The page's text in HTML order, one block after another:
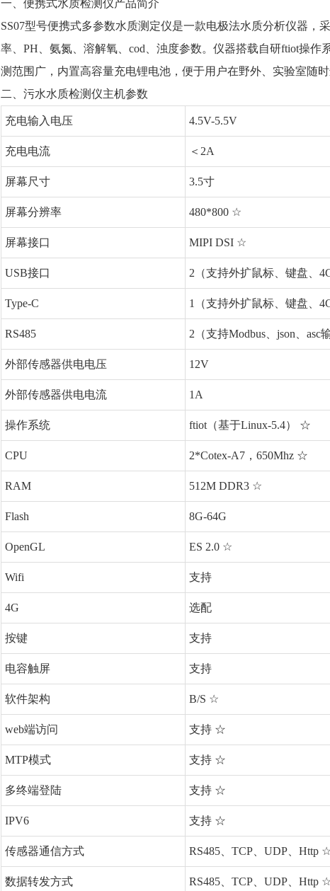
一、便携式水质检测仪产品简介
SS07型号便携式多参数水质测定仪是一款电极法水质分析仪器，
率、PH、氨氮、溶解氧、cod、浊度参数。仪器搭载自研ftiot操作
测范围广，内置高容量充电锂电池，便于用户在野外、实验室随
二、污水水质检测仪主机参数
充电输入电压 4.5V-5.5V
充电电流 ＜2A
屏幕尺寸 3.5寸
屏幕分辨率 480*800 ☆
屏幕接口 MIPI DSI ☆
USB接口 2（支持外扩鼠标、键盘、
Type-C 1（支持外扩鼠标、键盘、
RS485 2（支持Modbus、json、asc
外部传感器供电电压 12V
外部传感器供电电流 1A
操作系统 ftiot（基于Linux-5.4） ☆
CPU 2*Cotex-A7，650Mhz ☆
RAM 512M DDR3 ☆
Flash 8G-64G
OpenGL ES 2.0 ☆
Wifi 支持
4G 选配
按键 支持
电容触屏 支持
软件架构 B/S ☆
web端访问 支持 ☆
MTP模式 支持 ☆
多终端登陆 支持 ☆
IPV6 支持 ☆
传感器通信方式 RS485、TCP、UDP、Http
数据转发方式 RS485、TCP、UDP、Http